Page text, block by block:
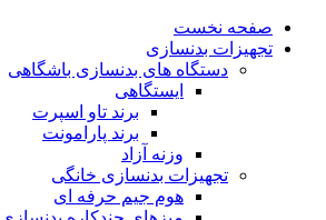
صفحه نخست
تجهیزات بدنسازی
دستگاه های بدنسازی باشگاهی
ایستگاهی
برند تاو اسپرت
برند پارامونت
وزنه آزاد
تجهیزات بدنسازی خانگی
هوم جیم حرفه ای